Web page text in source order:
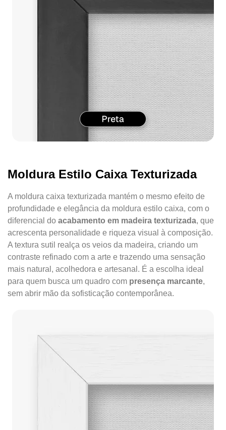
Moldura Estilo Caixa Texturizada
A moldura caixa texturizada mantém o mesmo efeito de
profundidade e elegância da moldura estilo caixa, com o
diferencial do acabamento em madeira texturizada, que
acrescenta personalidade e riqueza visual à composição.
A textura sutil realça os veios da madeira, criando um
contraste refinado com a arte e trazendo uma sensação
mais natural, acolhedora e artesanal. É a escolha ideal
para quem busca um quadro com presença marcante,
sem abrir mão da sofisticação contemporânea.